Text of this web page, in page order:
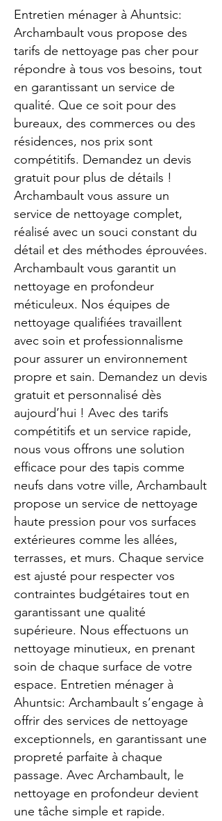
Entretien ménager à Ahuntsic:
Archambault vous propose des
tarifs de nettoyage pas cher pour
répondre à tous vos besoins, tout
en garantissant un service de
qualité. Que ce soit pour des
bureaux, des commerces ou des
résidences, nos prix sont
compétitifs. Demandez un devis
gratuit pour plus de détails !
Archambault vous assure un
service de nettoyage complet,
réalisé avec un souci constant du
détail et des méthodes éprouvées.
Archambault vous garantit un
nettoyage en profondeur
méticuleux. Nos équipes de
nettoyage qualifiées travaillent
avec soin et professionnalisme
pour assurer un environnement
propre et sain. Demandez un devis
gratuit et personnalisé dès
aujourd’hui ! Avec des tarifs
compétitifs et un service rapide,
nous vous offrons une solution
efficace pour des tapis comme
neufs dans votre ville, Archambault
propose un service de nettoyage
haute pression pour vos surfaces
extérieures comme les allées,
terrasses, et murs. Chaque service
est ajusté pour respecter vos
contraintes budgétaires tout en
garantissant une qualité
supérieure. Nous effectuons un
nettoyage minutieux, en prenant
soin de chaque surface de votre
espace. Entretien ménager à
Ahuntsic: Archambault s’engage à
offrir des services de nettoyage
exceptionnels, en garantissant une
propreté parfaite à chaque
passage. Avec Archambault, le
nettoyage en profondeur devient
une tâche simple et rapide.